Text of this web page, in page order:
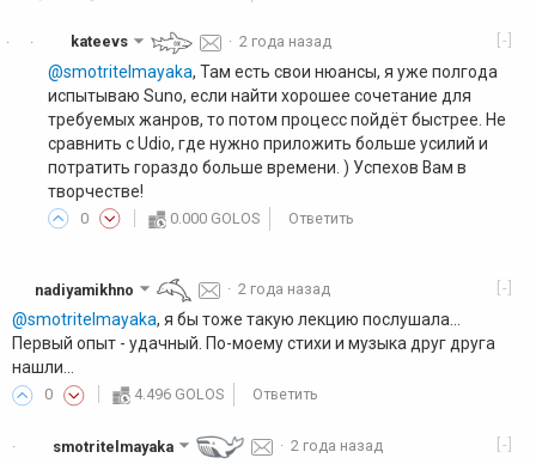
·
· [-]
kateevs · 2 года назад
@smotritelmayaka, Там есть свои нюансы, я уже полгода
испытываю Suno, если найти хорошее сочетание для
требуемых жанров, то потом процесс пойдёт быстрее. Не
сравнить с Udio, где нужно приложить больше усилий и
потратить гораздо больше времени. ) Успехов Вам в
творчестве!
0 0.000 GOLOS Ответить
[-]
nadiyamikhno ·2 года назад
@smotritelmayaka, я бы тоже такую лекцию послушала...
Первый опыт - удачный. По-моему стихи и музыка друг друга
нашли...
0 4.496 GOLOS Ответить
· [-]
smotritelmayaka · 2 года назад